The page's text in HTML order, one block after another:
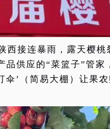
接连暴雨，露天樱
供应的“菜篮子”管家
’（简易大棚）让果农